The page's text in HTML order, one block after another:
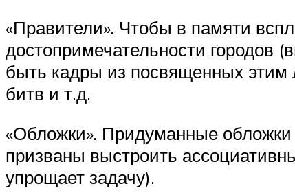
«Правители». Чтобы в памяти
достопримечательности городов
быть кадры из посвященных
битв и т.д.
«Обложки». Придуманные обложки
призваны выстроить
упрощает задачу).